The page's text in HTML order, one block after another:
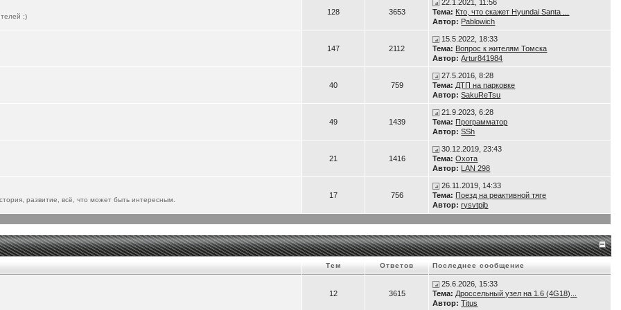
;)
128 3653
22.1.2021, 11:56
Тема: Кто, что скажет Hyundai Santa ...
Автор: Pablowich
147 2112
15.5.2022, 18:33
Тема: Вопрос к жителям Томска
Автор: Artur841984
40 759
27.5.2016, 8:28
Тема: ДТП на парковке
Автор: SakuReTsu
49 1439
21.9.2023, 6:28
Тема: Программатор
Автор: SSh
21 1416
30.12.2019, 23:43
Тема: Охота
Автор: LAN 298
развитие, всё, что может быть интересным.
17 756
26.11.2019, 14:33
Тема: Поезд на реактивной тяге
Автор: rysvtpjb
Тем Ответов Последнее сообщение
12 3615
25.6.2026, 15:33
Тема: Дроссельный узел на 1.6 (4G18)...
Автор: Titus